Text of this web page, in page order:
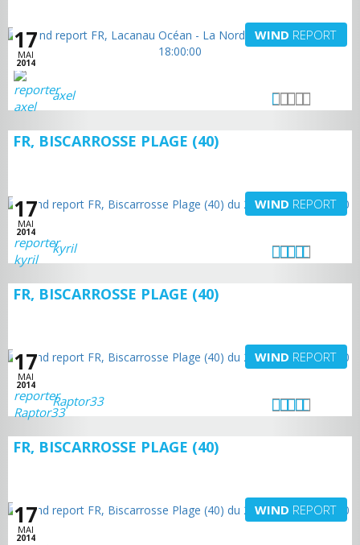
17
MAI
2014
WIND REPORT
axel
FR, BISCARROSSE PLAGE (40)
17
MAI
2014
WIND REPORT
kyril
FR, BISCARROSSE PLAGE (40)
17
MAI
2014
WIND REPORT
Raptor33
FR, BISCARROSSE PLAGE (40)
17
MAI
2014
WIND REPORT